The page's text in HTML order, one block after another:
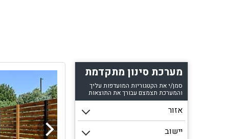
מערכת סינון מתקדמת
סמן/י את הקטגוריות המועדפות עליך
והמערכת תצמצם עבורך את התוצאות